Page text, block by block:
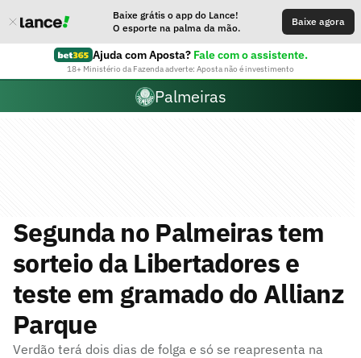
Baixe grátis o app do Lance!
O esporte na palma da mão.
Baixe agora
Ajuda com Aposta? Fale com o assistente.
18+ Ministério da Fazenda adverte: Aposta não é investimento
Palmeiras
Segunda no Palmeiras tem
sorteio da Libertadores e
teste em gramado do Allianz
Parque
Verdão terá dois dias de folga e só se reapresenta na